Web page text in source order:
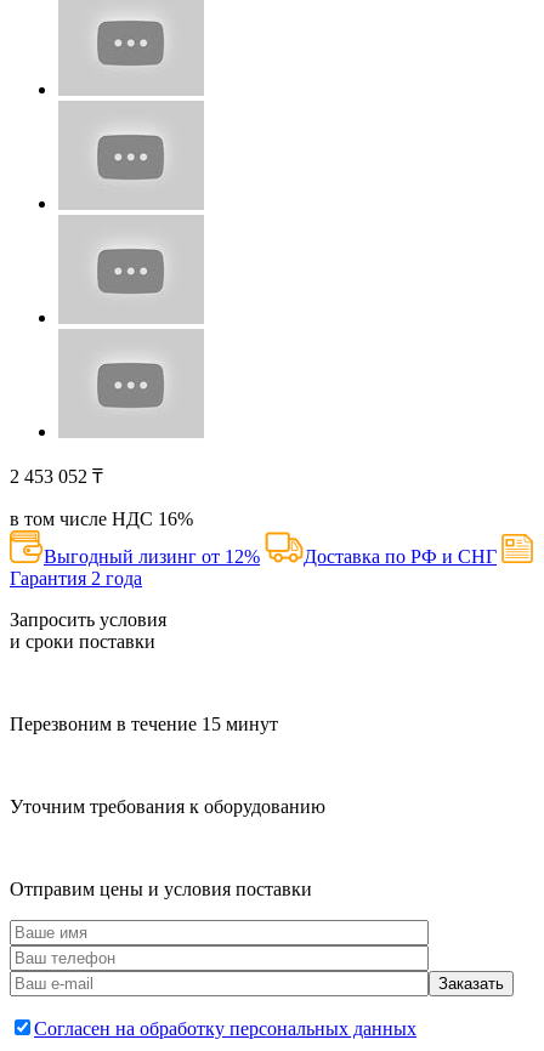
2 453 052 ₸
в том числе НДС 16%
Выгодный лизинг от 12%
Доставка по РФ и СНГ
Гарантия 2 года
Запросить условия
и сроки поставки
Перезвоним в течение 15 минут
Уточним требования к оборудованию
Отправим цены и условия поставки
Согласен на обработку персональных данных